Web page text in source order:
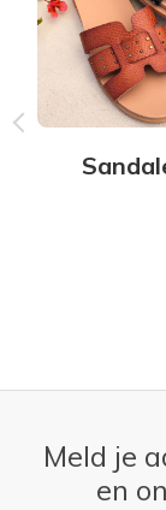
Meld je
en